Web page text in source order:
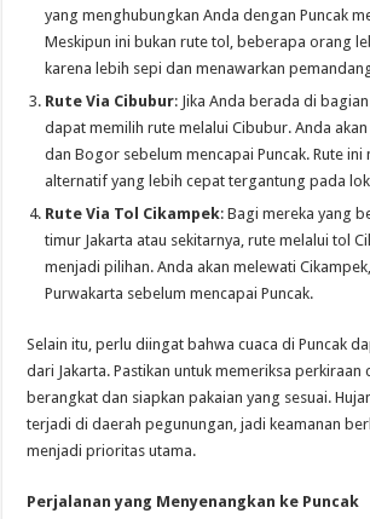
yang menghubungkan Anda dengan Puncak
Meskipun ini bukan rute tol, beberapa orang
karena lebih sepi dan menawarkan
Rute Via Cibubur: Jika Anda berada di
dapat memilih rute melalui Cibubur. Anda
dan Bogor sebelum mencapai Puncak. Rute ini
alternatif yang lebih cepat tergantung pada
Rute Via Tol Cikampek: Bagi mereka yang
timur Jakarta atau sekitarnya, rute melalui tol
menjadi pilihan. Anda akan melewati
Purwakarta sebelum mencapai Puncak.
Selain itu, perlu diingat bahwa cuaca di Puncak
dari Jakarta. Pastikan untuk memeriksa perkiraan
berangkat dan siapkan pakaian yang sesuai.
terjadi di daerah pegunungan, jadi keamanan
menjadi prioritas utama.
Perjalanan yang Menyenangkan ke Puncak